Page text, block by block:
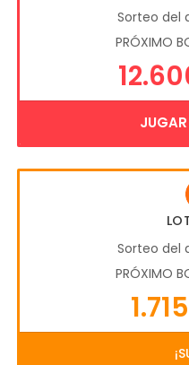
Sorteo del
PRÓXIMO
Sorteo del
PRÓXIMO